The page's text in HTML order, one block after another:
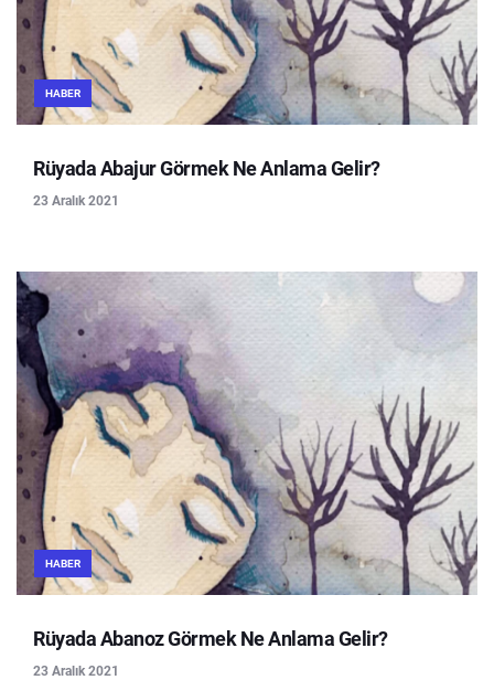
HABER
Rüyada Abajur Görmek Ne Anlama Gelir?
23 Aralık 2021
HABER
Rüyada Abanoz Görmek Ne Anlama Gelir?
23 Aralık 2021